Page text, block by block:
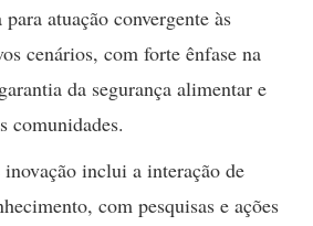
atuação convergente às
cenários, com forte ênfase na
da segurança alimentar e
comunidades.
inclui a interação de
com pesquisas e ações